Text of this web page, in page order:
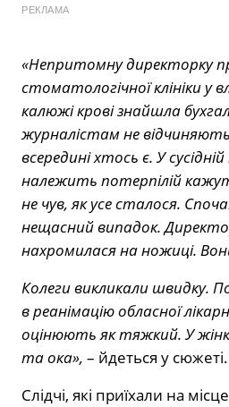
РЕКЛАМА
«Непритомну директорку
стоматологічної клініки у
калюжі крові знайшла
журналістам не
всередині хтось є. У
належить потерпілій
не чув, як усе сталося.
нещасний випадок.
нахромилася на ножиці.
Колеги викликали швидку.
в реанімацію обласної
оцінюють як тяжкий. У
та ока», – йдеться у сюжеті.
Слідчі, які приїхали на